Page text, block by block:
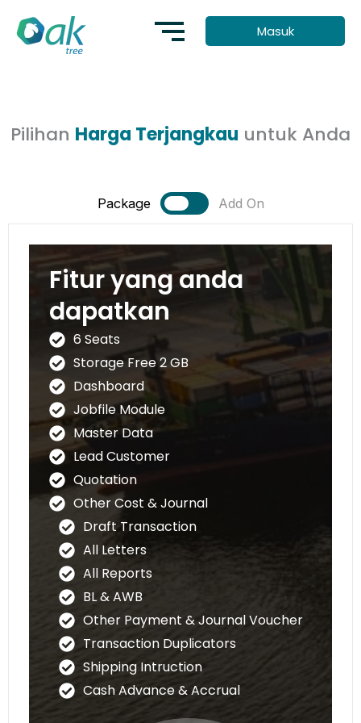
Masuk
Pilihan Harga Terjangkau untuk Anda
Package Add On
Fitur yang anda
dapatkan
6 Seats
Storage Free 2 GB
Dashboard
Jobfile Module
Master Data
Lead Customer
Quotation
Other Cost & Journal
Draft Transaction
All Letters
All Reports
BL & AWB
Other Payment & Journal Voucher
Transaction Duplicators
Shipping Intruction
Cash Advance & Accrual
Paket tambahan
kami
Accurate Online Integration
Include 2 User AOL + Profit Center and
AOL API
Customer Platform
Tracking Shipment
Tracking Lite
Accurate Online Integrator
Specifically used Accurate Online
Rp9.500.000 / Tahun
Rp2.500.000 / Tahun
Rp4.000.000 / Tahun